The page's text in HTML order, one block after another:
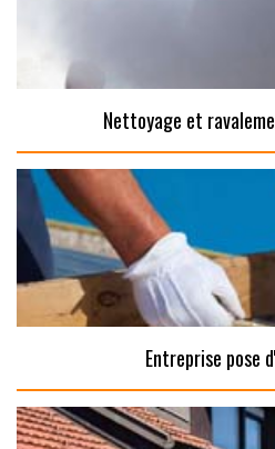
Nettoyage et
Entreprise pose